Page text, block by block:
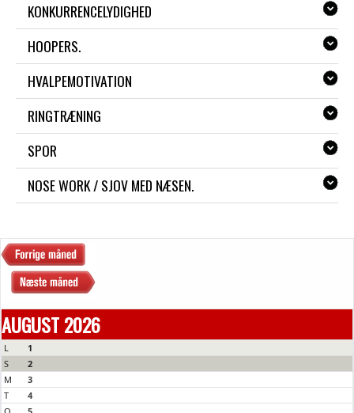
KONKURRENCELYDIGHED
HOOPERS.
HVALPEMOTIVATION
RINGTRÆNING
SPOR
NOSE WORK / SJOV MED NÆSEN.
AUGUST 2026
L
1
S
2
M
3
T
4